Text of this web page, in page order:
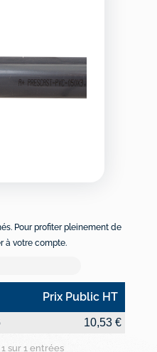
Pour profiter pleinement de
à votre compte.
Prix Public HT
Prix Public HT
10,53 €
sur 1 entrées